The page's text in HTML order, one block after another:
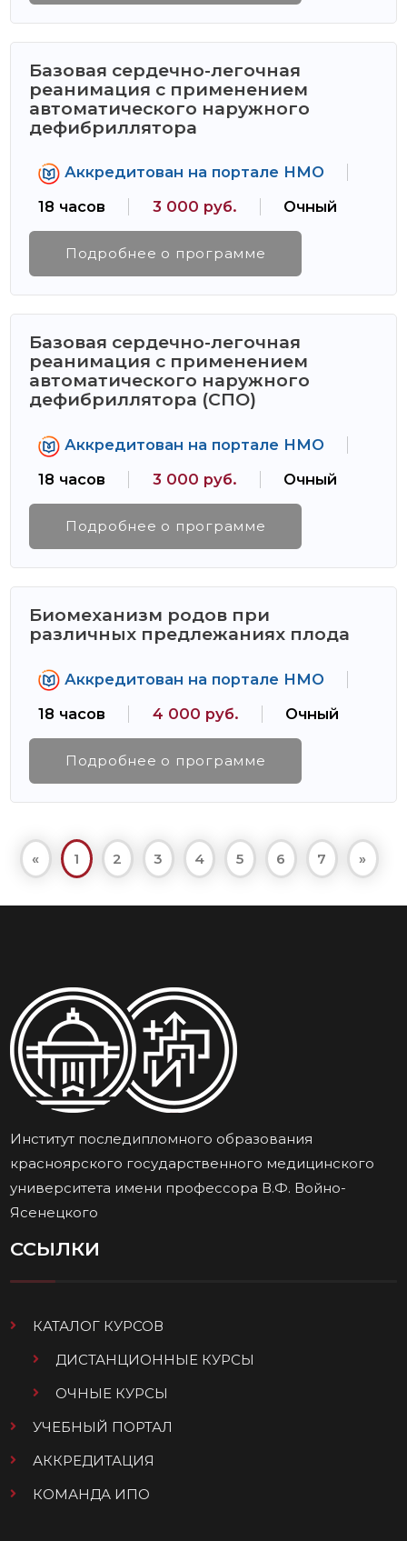
Базовая сердечно-легочная
реанимация с применением
автоматического наружного
дефибриллятора
Аккредитован на портале НМО
18 часов
3 000 руб. Очный
Подробнее о программе
Базовая сердечно-легочная
реанимация с применением
автоматического наружного
дефибриллятора (СПО)
Аккредитован на портале НМО
18 часов
3 000 руб. Очный
Подробнее о программе
Биомеханизм родов при
различных предлежаниях плода
Аккредитован на портале НМО
18 часов
4 000 руб. Очный
Подробнее о программе
« 1 2 3 4 5 6 7 »
Институт последипломного образования
красноярского государственного медицинского
университета имени профессора В.Ф. Войно-
Ясенецкого
ССЫЛКИ
КАТАЛОГ КУРСОВ
ДИСТАНЦИОННЫЕ КУРСЫ
ОЧНЫЕ КУРСЫ
УЧЕБНЫЙ ПОРТАЛ
АККРЕДИТАЦИЯ
КОМАНДА ИПО